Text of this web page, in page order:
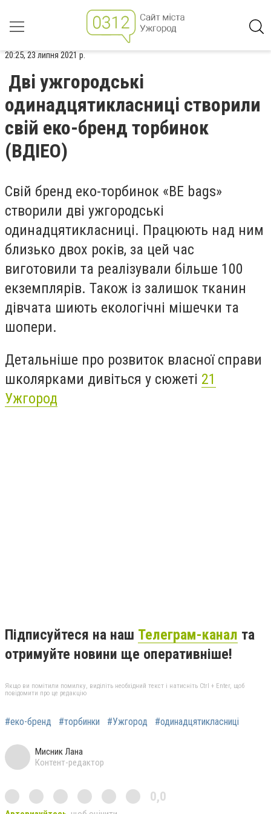
20:25, 23 липня 2021 р.
Дві ужгородські
одинадцятикласниці створили
свій еко-бренд торбинок
(ВДІЕО)
Свій бренд еко-торбинок «BE bags»
створили дві ужгородські
одинадцятикласниці. Працюють над ним
близько двох років, за цей час
виготовили та реалізували більше 100
екземплярів. Також із залишок тканин
дівчата шиють екологічні мішечки та
шопери.
Детальніше про розвиток власної справи
школярками дивіться у сюжеті 21
Ужгород
Підписуйтеся на наш Телеграм-канал та
отримуйте новини ще оперативніше!
Якщо ви помітили помилку, виділіть необхідний текст і натисніть Ctrl + Enter, щоб
повідомити про це редакцію
#еко-бренд #торбинки #Ужгород #одинадцятикласниці
Мисник Лана
Контент-редактор
0,0